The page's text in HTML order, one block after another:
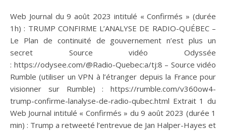
Web Journal du 9 août 2023 intitulé « Confirmés » (durée
1h) : TRUMP CONFIRME L’ANALYSE DE RADIO-QUÉBEC –
Le Plan de continuité de gouvernement n’est plus un
secret Source vidéo Odyssée
: https://odysee.com/@Radio-Quebec:a/tj:8 – Source vidéo
Rumble (utiliser un VPN à l’étranger depuis la France pour
visionner sur Rumble) : https://rumble.com/v360ow4-
trump-confirme-lanalyse-de-radio-qubec.html Extrait 1 du
Web Journal intitulé « Confirmés » du 9 août 2023 (durée 1
min) : Trump a retweeté l’entrevue de Jan Halper-Hayes et